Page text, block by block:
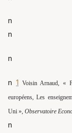
n
n
n
n 1 Voisin Arnaud, «
européens, Les
Uni », Observatoire
n